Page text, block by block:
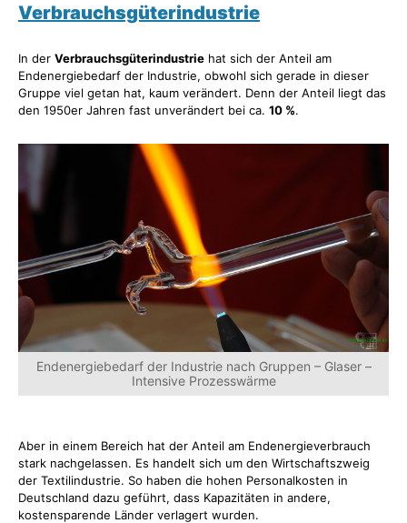
Verbrauchsgüterindustrie
In der Verbrauchsgüterindustrie hat sich der Anteil am
Endenergiebedarf der Industrie, obwohl sich gerade in dieser
Gruppe viel getan hat, kaum verändert. Denn der Anteil liegt das
den 1950er Jahren fast unverändert bei ca. 10 %.
Endenergiebedarf der Industrie nach Gruppen – Glaser –
Intensive Prozesswärme
Aber in einem Bereich hat der Anteil am Endenergieverbrauch
stark nachgelassen. Es handelt sich um den Wirtschaftszweig
der Textilindustrie. So haben die hohen Personalkosten in
Deutschland dazu geführt, dass Kapazitäten in andere,
kostensparende Länder verlagert wurden.